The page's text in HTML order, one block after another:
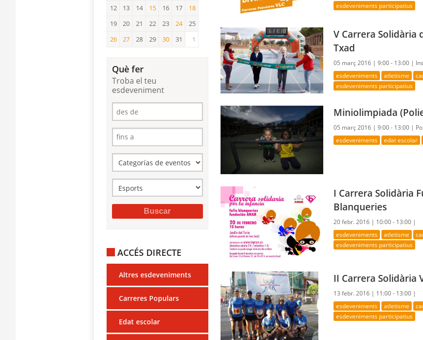
11
12 13 14 15
15
16 17 18
18
19 20 21 22 23 24
24
25
26
27 28 29 30 31 1
Què fer
Troba el teu
esdeveniment
ACCÉS DIRECTE
Altres esdeveniments
Carreres Populars
Edat escolar
esdeveniments participatius
V Carrera Solidària
Txad
05 març 2016 |9:00 - 13:00 |
esdeveniments atletisme
esdeveniments participatius
Miniolimpiada
05 març 2016 |9:00 - 13:00 |
esdeveniments edat escolar
I Carrera Solidària
Blanqueries
20 febr. 2016 | 10:00 - 13:00 |
esdeveniments atletisme
esdeveniments participatius
II Carrera Solidària
13 febr. 2016 | 11:00 - 13:00 |
esdeveniments atletisme
esdeveniments participatius